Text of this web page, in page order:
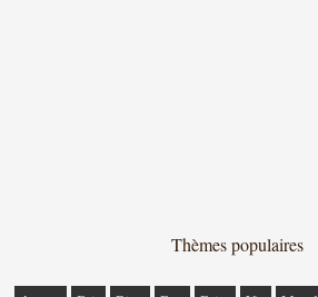
Thèmes populaires